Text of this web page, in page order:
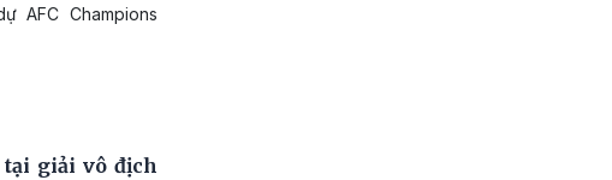
AFC Champions
giải vô địch